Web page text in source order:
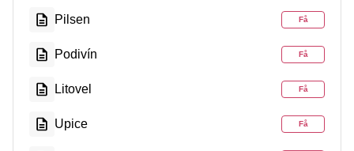
Pilsen Få
Podivín Få
Litovel Få
Upice Få